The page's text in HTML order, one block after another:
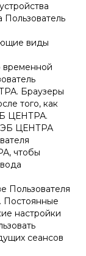
Пользователь
виды
временной
Браузеры
того, как
ЦЕНТРА.
ЦЕНТРА
чтобы
Пользователя
Постоянные
настройки
сеансов